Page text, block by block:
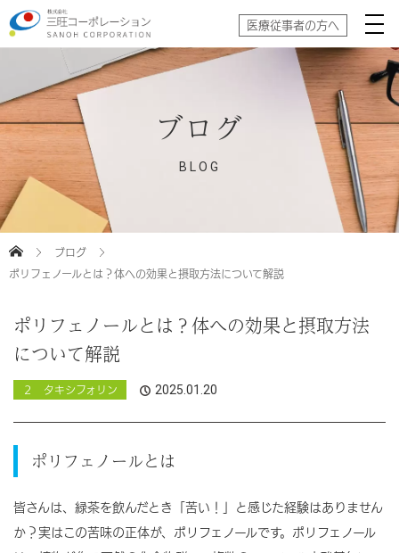
医療従事者の方へ
ブログ
BLOG
ブログ
ポリフェノールとは？体への効果と摂取方法について解説
ポリフェノールとは？体への効果と摂取方法
について解説
２ タキシフォリン 2025.01.20
ポリフェノールとは
皆さんは、緑茶を飲んだとき「苦い！」と感じた経験はありません
か？実はこの苦味の正体が、ポリフェノールです。ポリフェノール